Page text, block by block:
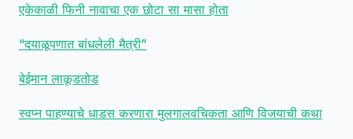
एकेकाळी फिनी नावाचा एक छोटा सा मासा होता
“दयाळूपणात बांधलेली मैत्री”
बेईमान लाकूडतोड
स्वप्न पाहण्याचे धाडस करणारा मुलगालवचिकता आणि विजयाची कथा